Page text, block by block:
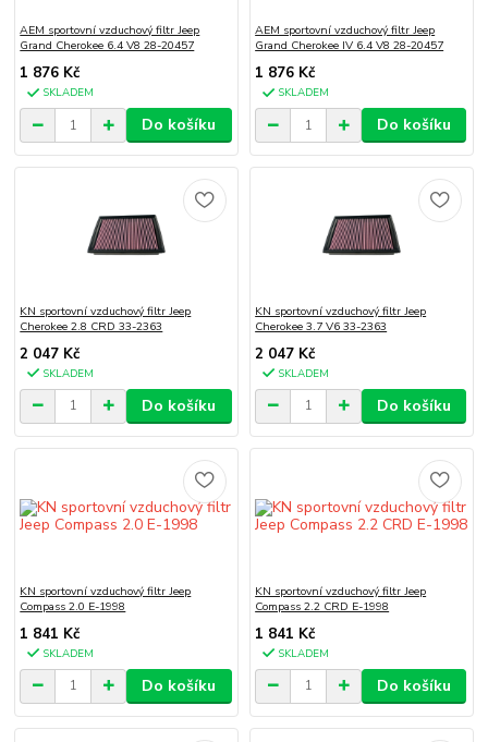
AEM sportovní vzduchový filtr Jeep
Grand Cherokee 6.4 V8 28-20457
1 876 Kč
SKLADEM
Do košíku
AEM sportovní vzduchový filtr Jeep
Grand Cherokee IV 6.4 V8 28-20457
1 876 Kč
SKLADEM
Do košíku
KN sportovní vzduchový filtr Jeep
Cherokee 2.8 CRD 33-2363
2 047 Kč
SKLADEM
Do košíku
KN sportovní vzduchový filtr Jeep
Cherokee 3.7 V6 33-2363
2 047 Kč
SKLADEM
Do košíku
KN sportovní vzduchový filtr Jeep
Compass 2.0 E-1998
1 841 Kč
SKLADEM
Do košíku
KN sportovní vzduchový filtr Jeep
Compass 2.2 CRD E-1998
1 841 Kč
SKLADEM
Do košíku